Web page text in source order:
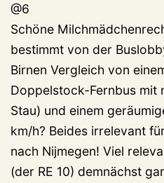
@6
Schöne
bestimmt von der
Birnen Vergleich von
Doppelstock-Fernbus mit
Stau) und einem
km/h? Beides irrelevant
nach Nijmegen! Viel
(der RE 10) demnächst